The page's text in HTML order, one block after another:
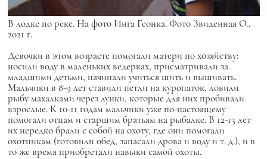
В лодке по реке. На фото Инга Геонка. Фото Звиденная О.,
2021 г.
Девочки в этом возрасте помогали матери по хозяйству:
носили воду в маленьких ведерках, присматривали за
младшими детьми, начинали учиться шить и вышивать.
Мальчики в 8-9 лет ставили петли на куропаток, ловили
рыбу махалками через лунки, которые для них пробивали
взрослые. К 10-11 годам мальчики уже по-настоящему
помогали отцам и старшим братьям на рыбалке. В 12-13 лет
их нередко брали с собой на охоту, где они помогали
охотникам (готовили обед, запасали дрова и воду и т. д.), и в
то же время приобретали навыки самой охоты.